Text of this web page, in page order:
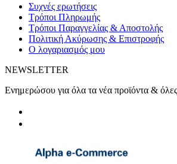
Συχνές ερωτήσεις
Τρόποι Πληρωμής
Τρόποι Παραγγελίας & Αποστολής
Πολιτική Ακύρωσης & Επιστροφής
Ο λογαριασμός μου
NEWSLETTER
Ενημερώσου για όλα τα νέα προϊόντα &